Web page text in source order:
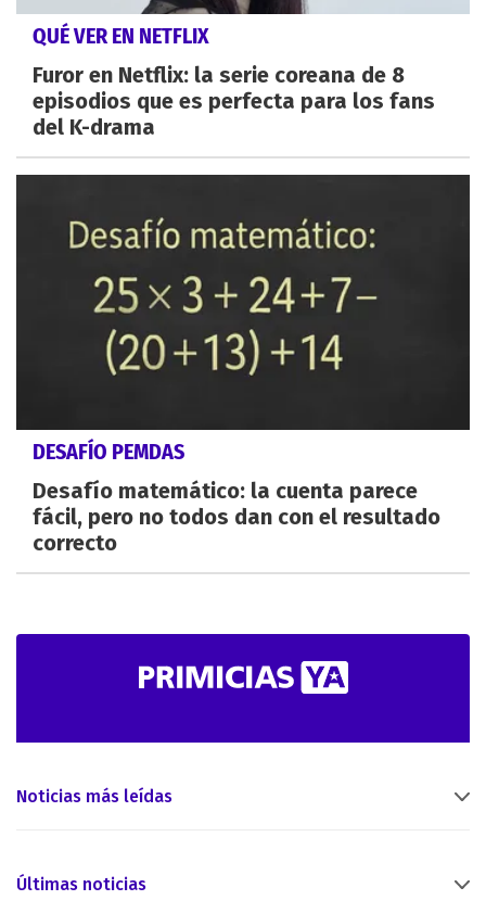
QUÉ VER EN NETFLIX
Furor en Netflix: la serie coreana de 8
episodios que es perfecta para los fans
del K-drama
DESAFÍO PEMDAS
Desafío matemático: la cuenta parece
fácil, pero no todos dan con el resultado
correcto
Noticias más leídas
Últimas noticias